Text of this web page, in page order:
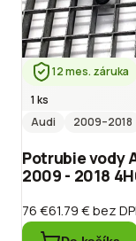
12 mes. záruka
1 ks
Audi
2009–2018
Potrubie vody
2009 - 2018
76 €61.79 €bez